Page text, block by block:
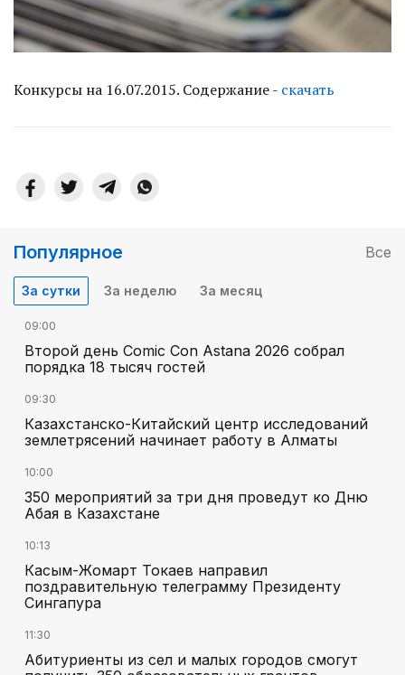
Конкурсы на 16.07.2015. Содержание - скачать
Популярное Все
За сутки За неделю За месяц
09:00
Второй день Comic Con Astana 2026 собрал
порядка 18 тысяч гостей
09:30
Казахстанско-Китайский центр исследований
землетрясений начинает работу в Алматы
10:00
350 мероприятий за три дня проведут ко Дню
Абая в Казахстане
10:13
Касым-Жомарт Токаев направил
поздравительную телеграмму Президенту
Сингапура
11:30
Абитуриенты из сел и малых городов смогут